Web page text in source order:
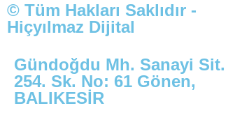
© Tüm Hakları Saklıdır -
Hiçyılmaz Dijital
Gündoğdu Mh. Sanayi Sit.
254. Sk. No: 61 Gönen,
BALIKESİR